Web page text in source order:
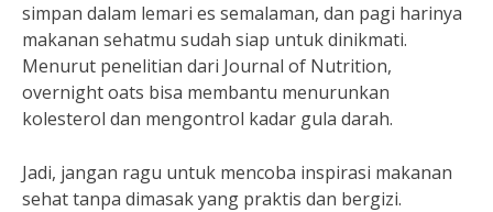
simpan dalam lemari es semalaman, dan pagi harinya
makanan sehatmu sudah siap untuk dinikmati.
Menurut penelitian dari Journal of Nutrition,
overnight oats bisa membantu menurunkan
kolesterol dan mengontrol kadar gula darah.
Jadi, jangan ragu untuk mencoba inspirasi makanan
sehat tanpa dimasak yang praktis dan bergizi.